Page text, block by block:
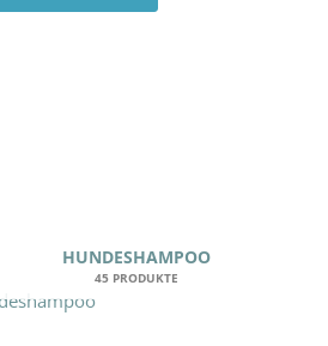
HUNDESHAMPOO
45 PRODUKTE